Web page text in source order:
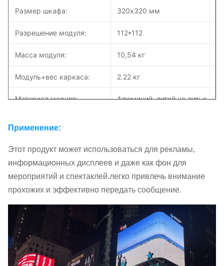
Размер шкафа: 320х320 мм
Разрешение модуля: 112*112
Масса модуля: 10,54 кг
Модуль+вес каркаса: 2.22 кг
Материал модуля: Алюминий, литой на литье
Тип двигателя:
Яркость: 5000 нит
Максимальная
мощность:
800/280 Вт/м
Услуги по обслуживанию: Служба на фронте
Окружающая среда
Использование на
открытом воздухе
Применение:
Этот продукт может использоваться для рекламы,
информационных дисплеев и даже как фон для
мероприятий и спектаклей.легко привлечь внимание
прохожих и эффективно передать сообщение.